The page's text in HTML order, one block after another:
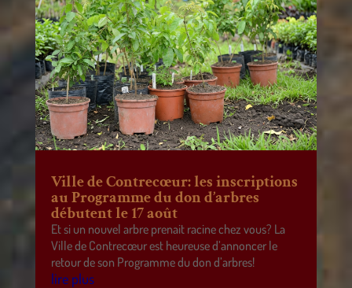
Ville de Contrecœur: les inscriptions
au Programme du don d’arbres
débutent le 17 août
Et si un nouvel arbre prenait racine chez vous? La
Ville de Contrecœur est heureuse d’annoncer le
retour de son Programme du don d’arbres!
lire plus